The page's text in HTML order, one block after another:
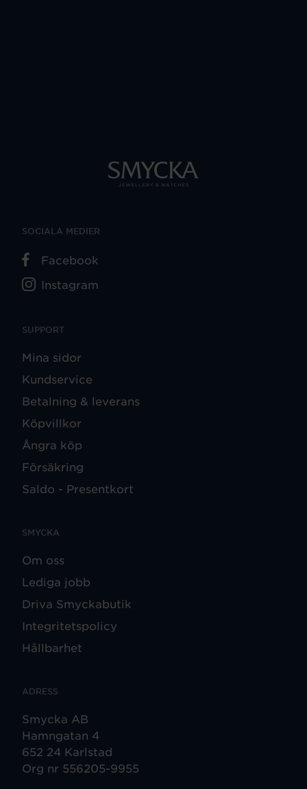
SUPPORT
Mina sidor
Kundservice
Betalning & leverans
Köpvillkor
Ångra köp
Försäkring
Saldo - Presentkort
SMYCKA
Om oss
Lediga jobb
Driva Smyckabutik
Integritetspolicy
Hållbarhet
ADRESS
Smycka AB
Hamngatan 4
652 24 Karlstad
Org nr 556205-9955
SOCIALA MEDIER
Facebook
Instagram